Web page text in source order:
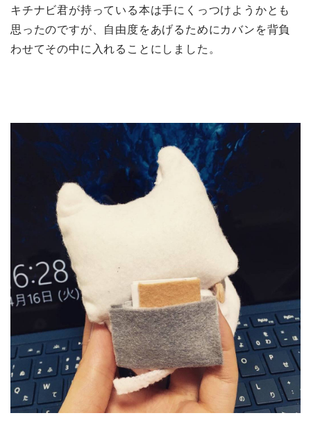
キチナビ君が持っている本は手にくっつけようかとも
思ったのですが、自由度をあげるためにカバンを背負
わせてその中に入れることにしました。